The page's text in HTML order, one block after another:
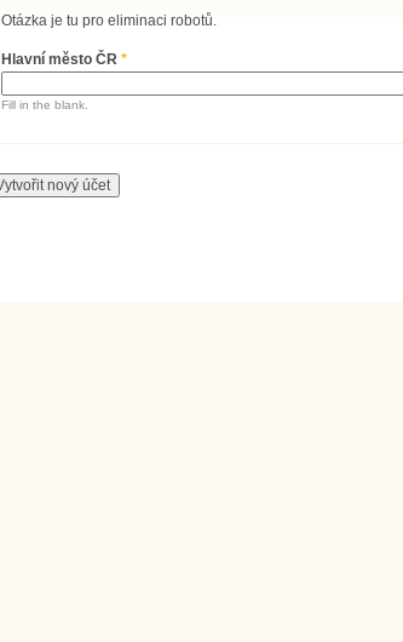
Otázka je tu pro eliminaci robotů.
Hlavní město ČR*
Fill in the blank.